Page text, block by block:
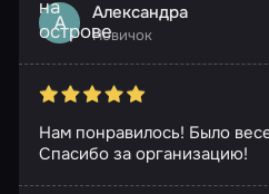
А Александра
Новичок
Нам понравилось! Было
Спасибо за организацию!